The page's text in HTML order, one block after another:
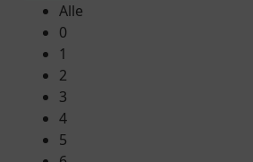
Alle
0
1
2
3
4
5